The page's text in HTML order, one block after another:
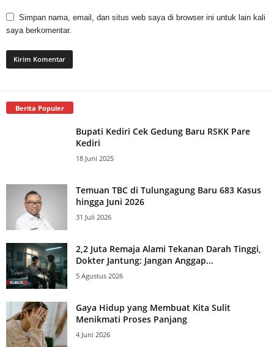
Simpan nama, email, dan situs web saya di browser ini untuk lain kali
saya berkomentar.
Berita Populer
Bupati Kediri Cek Gedung Baru RSKK Pare
Kediri
18 Juni 2025
Temuan TBC di Tulungagung Baru 683 Kasus
hingga Juni 2026
31 Juli 2026
2,2 Juta Remaja Alami Tekanan Darah Tinggi,
Dokter Jantung: Jangan Anggap...
5 Agustus 2026
Gaya Hidup yang Membuat Kita Sulit
Menikmati Proses Panjang
4 Juni 2026